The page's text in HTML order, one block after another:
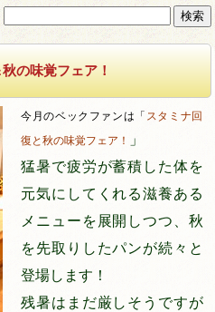
の味覚フェア！
今月のベックファンは「 スタミナ回
復と秋の味覚フェア！
」
猛暑で疲労が蓄積した体を
元気にしてくれる滋養ある
メニューを展開しつつ、秋
を先取りしたパンが続々と
登場します！
残暑はまだ厳しそうですが